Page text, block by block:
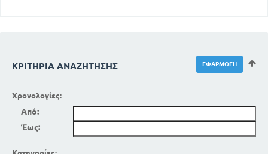
ΚΡΙΤΉΡΙΑ ΑΝΑΖΉΤΗΣΗΣ
Χρονολογίες:
Από:
Έως: